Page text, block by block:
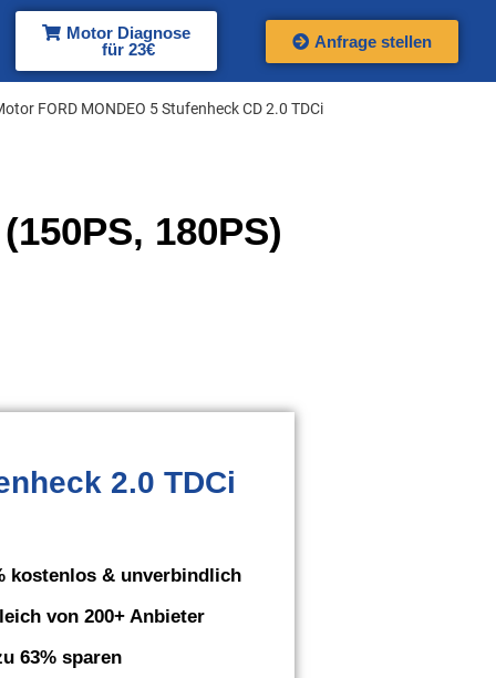
Motor Diagnose
für 23€
Anfrage stellen
FORD MONDEO 5 Stufenheck CD 2.0 TDCi
180PS)
2.0 TDCi
kostenlos & unverbindlich
von 200+ Anbieter
63% sparen